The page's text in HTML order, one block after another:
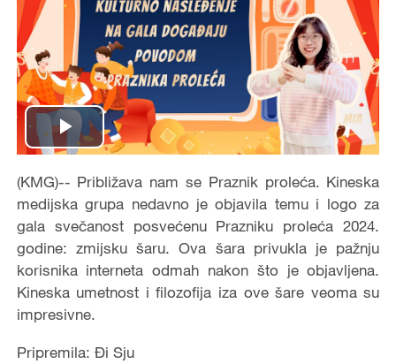
Play
Video
(KMG)-- Približava nam se Praznik proleća. Kineska
medijska grupa nedavno je objavila temu i logo za
gala svečanost posvećenu Prazniku proleća 2024.
godine: zmijsku šaru. Ova šara privukla je pažnju
korisnika interneta odmah nakon što je objavljena.
Kineska umetnost i filozofija iza ove šare veoma su
impresivne.
Pripremila: Đi Sju